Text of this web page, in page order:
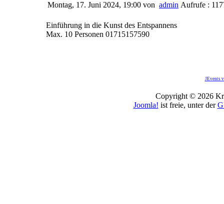
Montag, 17. Juni 2024, 19:00 von admin Aufrufe :
Einführung in die Kunst des Entspannens
Max. 10 Personen 01715157590
JEvents
Copyright © 2026
Joomla! ist freie, unter der